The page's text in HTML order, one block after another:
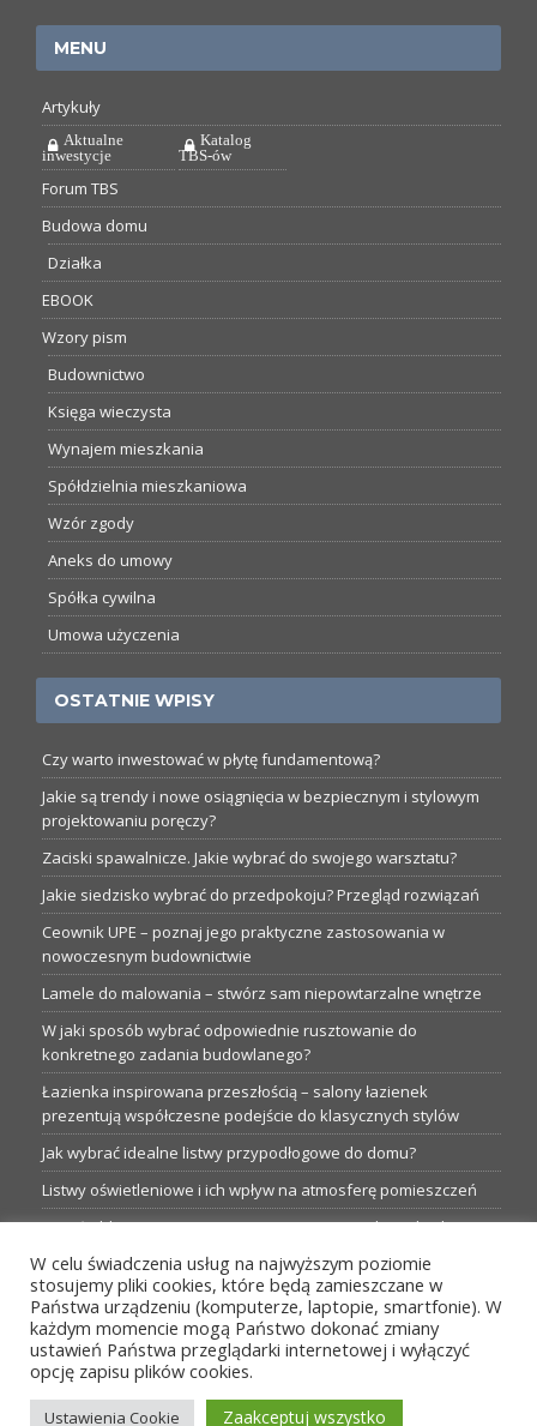
MENU
Artykuły
Aktualne
inwestycje
Katalog
TBS-ów
Forum TBS
Budowa domu
Działka
EBOOK
Wzory pism
Budownictwo
Księga wieczysta
Wynajem mieszkania
Spółdzielnia mieszkaniowa
Wzór zgody
Aneks do umowy
Spółka cywilna
Umowa użyczenia
OSTATNIE WPISY
Czy warto inwestować w płytę fundamentową?
Jakie są trendy i nowe osiągnięcia w bezpiecznym i stylowym
projektowaniu poręczy?
Zaciski spawalnicze. Jakie wybrać do swojego warsztatu?
Jakie siedzisko wybrać do przedpokoju? Przegląd rozwiązań
Ceownik UPE – poznaj jego praktyczne zastosowania w
nowoczesnym budownictwie
Lamele do malowania – stwórz sam niepowtarzalne wnętrze
W jaki sposób wybrać odpowiednie rusztowanie do
konkretnego zadania budowlanego?
Łazienka inspirowana przeszłością – salony łazienek
prezentują współczesne podejście do klasycznych stylów
Jak wybrać idealne listwy przypodłogowe do domu?
Listwy oświetleniowe i ich wpływ na atmosferę pomieszczeń
Garaże blaszane: Nieocenione magazyny podczas budowy
Profesjonalne hurtownie dla każdego budowlańca i instalatora
Proste metamorfozy aranżacji w łazience: 5 praktycznych
pomysłów
W celu świadczenia usług na najwyższym poziomie
stosujemy pliki cookies, które będą zamieszczane w
Państwa urządzeniu (komputerze, laptopie, smartfonie). W
każdym momencie mogą Państwo dokonać zmiany
ustawień Państwa przeglądarki internetowej i wyłączyć
opcję zapisu plików cookies.
Ustawienia Cookie Zaakceptuj wszystko